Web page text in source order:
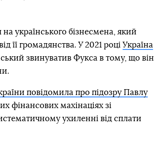
українського бізнесмена, який
її громадянства. У 2021 році Україна
звинуватив Фукса в тому, що він
повідомила про підозру Павлу
фінансових махінаціях зі
ухиленні від сплати